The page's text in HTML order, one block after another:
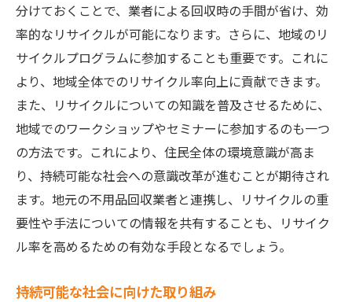
分けておくことで、業者による回収時の手間が省け、効
率的なリサイクルが可能になります。さらに、地域のリ
サイクルプログラムに参加することも重要です。これに
より、地域全体でのリサイクル率向上に貢献できます。
また、リサイクルについての知識を普及させるために、
地域でのワークショップやセミナーに参加するのも一つ
の方法です。これにより、住民全体の環境意識が高ま
り、持続可能な社会への意識改革が進むことが期待され
ます。地元の不用品回収業者と連携し、リサイクルの重
要性や手法についての情報を共有することも、リサイク
ル率を高めるための有効な手段となるでしょう。
持続可能な社会に向けた取り組み